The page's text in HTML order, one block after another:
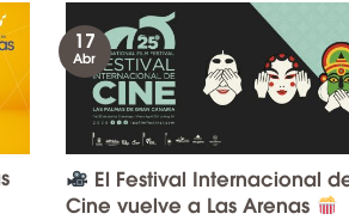
El Festival Internacional
Cine vuelve a Las Arenas
17
Abr